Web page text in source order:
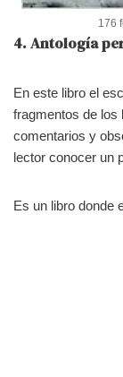
176
4. Antología
En este libro el
fragmentos de los
comentarios y
lector conocer un
Es un libro donde